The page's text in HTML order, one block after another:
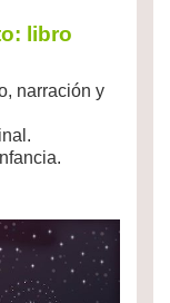
libro
narración y